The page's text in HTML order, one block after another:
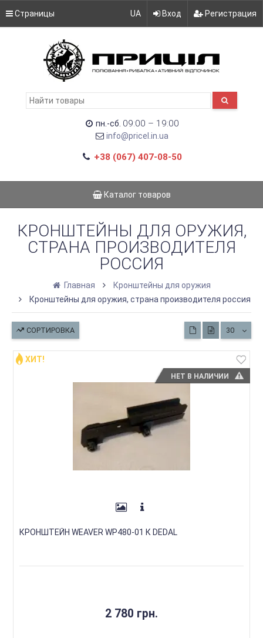
Страницы UA Вход Регистрация
пн.-сб. 09:00 – 19:00
info@pricel.in.ua
+38 (067) 407-08-50
Каталог товаров
КРОНШТЕЙНЫ ДЛЯ ОРУЖИЯ,
СТРАНА ПРОИЗВОДИТЕЛЯ
РОССИЯ
Главная
Кронштейны для оружия
Кронштейны для оружия, страна производителя россия
СОРТИРОВКА 30
НЕТ В НАЛИЧИИ
ХИТ!
КРОНШТЕЙН WEAVER WP480-01 К DEDAL
2 780 грн.